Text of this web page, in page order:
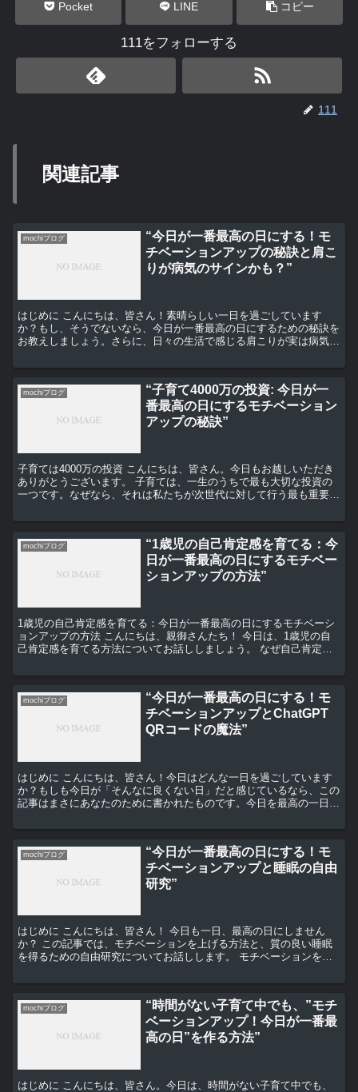
Pocket LINE コピー
111をフォローする
111
関連記事
mochiブログ
“今日が一番最高の日にする！モ
チベーションアップの秘訣と肩こ
りが病気のサインかも？”
はじめに こんにちは、皆さん！素晴らしい一日を過ごしています
か？もし、そうでないなら、今日が一番最高の日にするための秘訣を
お教えしましょう。さらに、日々の生活で感じる肩こりが実は病気の
mochiブログ
“子育て4000万の投資: 今日が一
番最高の日にするモチベーション
アップの秘訣”
子育ては4000万の投資 こんにちは、皆さん。今日もお越しいただき
ありがとうございます。 子育ては、一生のうちで最も大切な投資の
一つです。なぜなら、それは私たちが次世代に対して行う最も重要な
mochiブログ
“1歳児の自己肯定感を育てる：今
日が一番最高の日にするモチベー
ションアップの方法”
1歳児の自己肯定感を育てる：今日が一番最高の日にするモチベーシ
ョンアップの方法 こんにちは、親御さんたち！ 今日は、1歳児の自
己肯定感を育てる方法についてお話ししましょう。 なぜ自己肯定感
mochiブログ
“今日が一番最高の日にする！モ
チベーションアップとChatGPT
QRコードの魔法”
はじめに こんにちは、皆さん！今日はどんな一日を過ごしています
か？もしも今日が「そんなに良くない日」だと感じているなら、この
記事はまさにあなたのために書かれたものです。今日を最高の一日に
mochiブログ
“今日が一番最高の日にする！モ
チベーションアップと睡眠の自由
研究”
はじめに こんにちは、皆さん！ 今日も一日、最高の日にしません
か？ この記事では、モチベーションを上げる方法と、質の良い睡眠
を得るための自由研究についてお話しします。 モチベーションを上
mochiブログ
“時間がない子育て中でも、”モチ
ベーションアップ！今日が一番最
高の日”を作る方法”
はじめに こんにちは、皆さん。今日は、時間がない子育て中でも、